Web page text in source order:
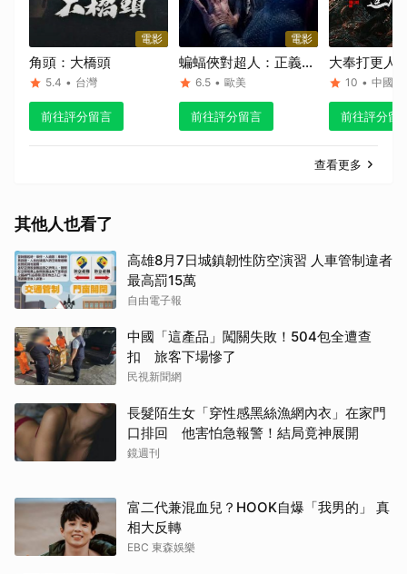
電影
角頭：大橋頭
5.4 • 台灣
前往評分留言
電影
蝙蝠俠對超人：正義曙
光 終極加長版
6.5 • 歐美
前往評分留言
大奉打更人
這般人
10 • 中國
前往評分留
查看更多
其他人也看了
高雄8月7日城鎮韌性防空演習 人車管制違者
最高罰15萬
自由電子報
中國「這產品」闖關失敗！504包全遭查
扣 旅客下場慘了
民視新聞網
長髮陌生女「穿性感黑絲漁網內衣」在家門
口排回 他害怕急報警！結局竟神展開
鏡週刊
富二代兼混血兒？HOOK自爆「我男的」 真
相大反轉
EBC 東森娛樂
取消